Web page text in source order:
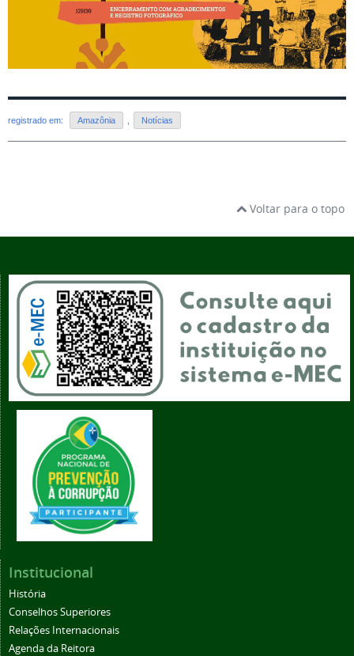
registrado em: Amazônia Notícias
Voltar para o topo
Institucional
História
Conselhos Superiores
Relações Internacionais
Agenda da Reitora